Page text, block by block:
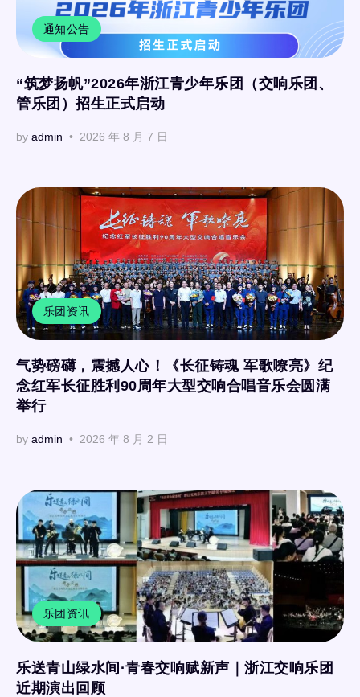
通知公告
“筑梦扬帆”2026年浙江青少年乐团（交响乐团、
管乐团）招生正式启动
by admin 2026 年 8 月 7 日
乐团资讯
气势磅礴，震撼人心！《长征铸魂 军歌嘹亮》纪
念红军长征胜利90周年大型交响合唱音乐会圆满
举行
by admin 2026 年 8 月 2 日
乐团资讯
乐送青山绿水间·青春交响赋新声｜浙江交响乐团
近期演出回顾